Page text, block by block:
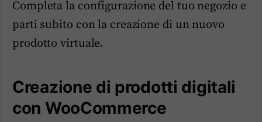
Completa la configurazione del tuo negozio e
parti subito con la creazione di un nuovo
prodotto virtuale.
Creazione di prodotti digitali
con WooCommerce